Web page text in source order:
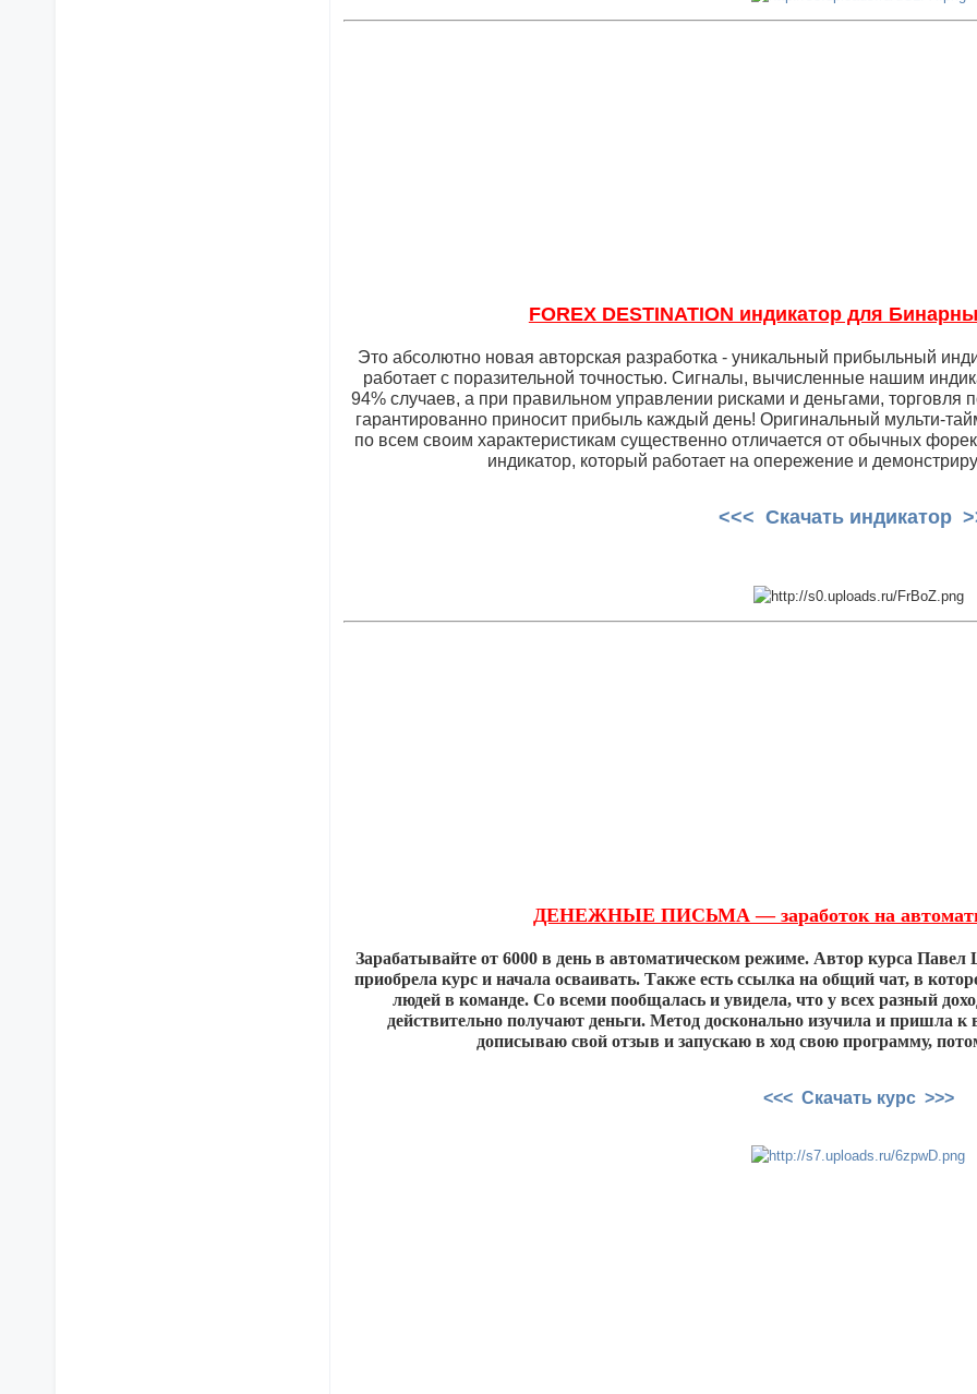
FOREX DESTINATION индикатор для
Это абсолютно новая авторская разработка - уникальный прибыльный
работает с поразительной точностью. Сигналы, вычисленные нашим
94% случаев, а при правильном управлении рисками и деньгами, торговля
гарантированно приносит прибыль каждый день! Оригинальный мульти-
по всем своим характеристикам существенно отличается от обычных
индикатор, который работает на опережение и
<<< Скачать индикатор
ДЕНЕЖНЫЕ ПИСЬМА — заработок на
Зарабатывайте от 6000 в день в автоматическом режиме. Автор курса
приобрела курс и начала осваивать. Также есть ссылка на общий чат, в
людей в команде. Со всеми пообщалась и увидела, что у всех разный
действительно получают деньги. Метод досконально изучила и пришла
дописываю свой отзыв и запускаю в ход свою программу,
<<< Скачать курс >>>